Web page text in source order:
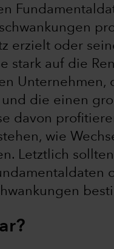
erzielt oder
stark auf die
Unternehmen,
die einen
davon
wie
Letztlich sollten